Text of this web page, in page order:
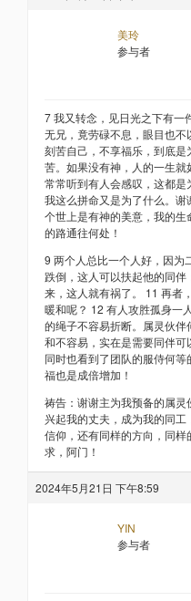
美玲
参与者
7 我又转念，见日光之下有一
无兄，竟劳碌不息，眼目也不
刻苦自己，不享福乐，到底
苦。如果没有神，人的一生
常常听到有人会感叹，这都是
我这么拼命又是为了什么。
个世上是有神的美意，我的
的路通往何处！
9 两个人总比一个人好，因为
跌倒，这人可以扶起他的同
来，这人就有祸了。 11 再者
暖和呢？ 12 有人攻胜孤身一
的绳子不容易折断。属灵伙
和不容易，实在是需要同伴可
同时也看到了团队的服侍何
福也是成倍增加！
祷告：谢谢主为我预备的属
兴起我的丈夫，成为我的同
信仰，还有同样的方向，同
求，阿门！
2024年5月21日 下午8:59
YIN
参与者